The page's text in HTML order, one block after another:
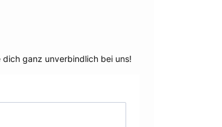
dich ganz unverbindlich bei uns!